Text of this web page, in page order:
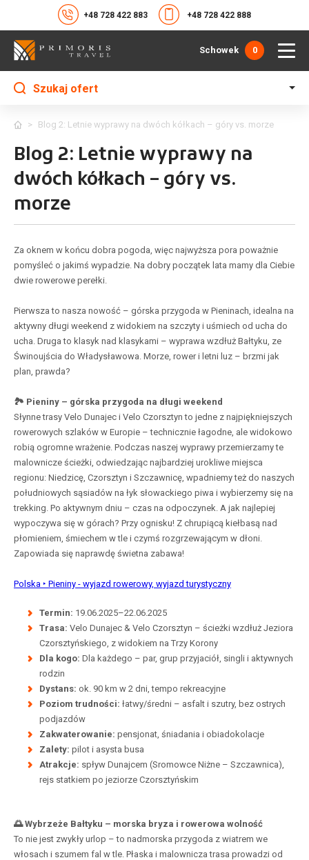
+48 728 422 883 +48 728 422 888
Schowek 0
Szukaj ofert
> Blog 2: Letnie wyprawy na dwóch kółkach – góry vs. morze
Blog 2: Letnie wyprawy na
dwóch kółkach – góry vs.
morze
Za oknem w końcu dobra pogoda, więc najwyższa pora poważnie
pomyśleć o jakimś wypadzie. Na dobry początek lata mamy dla Ciebie
dwie rowerowe perełki.
Pierwsza to nasza nowość – górska przygoda w Pieninach, idealna na
aktywny długi weekend z widokiem na szczyty i uśmiech od ucha do
ucha. Druga to klasyk nad klasykami – wyprawa wzdłuż Bałtyku, ze
Świnoujścia do Władysławowa. Morze, rower i letni luz – brzmi jak
plan, prawda?
🏞 Pieniny – górska przygoda na długi weekend
Słynne trasy Velo Dunajec i Velo Czorsztyn to jedne z najpiękniejszych
rowerowych szlaków w Europie – technicznie łagodne, ale widokowo
robią ogromne wrażenie. Podczas naszej wyprawy przemierzamy te
malownicze ścieżki, odwiedzając najbardziej urokliwe miejsca
regionu: Niedzicę, Czorsztyn i Szczawnicę, wpadniemy też do naszych
południowych sąsiadów na łyk słowackiego piwa i wybierzemy się na
trekking. Po aktywnym dniu – czas na odpoczynek. A jak najlepiej
wypoczywa się w górach? Przy ognisku! Z chrupiącą kiełbasą nad
płomieniem, śmiechem w tle i czymś rozgrzewającym w dłoni.
Zapowiada się naprawdę świetna zabawa!
Polska ‣ Pieniny - wyjazd rowerowy, wyjazd turystyczny
Termin: 19.06.2025–22.06.2025
Trasa: Velo Dunajec & Velo Czorsztyn – ścieżki wzdłuż Jeziora
Czorsztyńskiego, z widokiem na Trzy Korony
Dla kogo: Dla każdego – par, grup przyjaciół, singli i aktywnych
rodzin
Dystans: ok. 90 km w 2 dni, tempo rekreacyjne
Poziom trudności: łatwy/średni – asfalt i szutry, bez ostrych
podjazdów
Zakwaterowanie: pensjonat, śniadania i obiadokolacje
Zalety: pilot i asysta busa
Atrakcje: spływ Dunajcem (Sromowce Niżne – Szczawnica),
rejs statkiem po jeziorze Czorsztyńskim
🌅 Wybrzeże Bałtyku – morska bryza i rowerowa wolność
To nie jest zwykły urlop – to nadmorska przygoda z wiatrem we
włosach i szumem fal w tle. Płaska i malownicza trasa prowadzi od